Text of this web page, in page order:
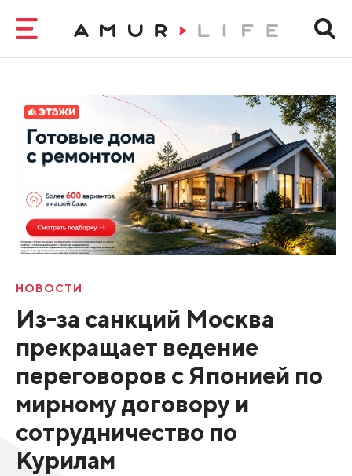
НОВОСТИ
Из-за санкций Москва
прекращает ведение
переговоров с Японией по
мирному договору и
сотрудничество по
Курилам